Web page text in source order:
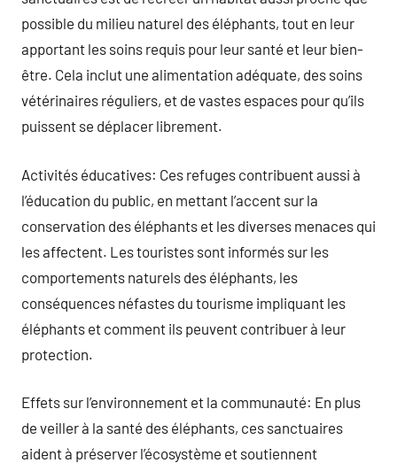
possible du milieu naturel des éléphants, tout en leur
apportant les soins requis pour leur santé et leur bien-
être. Cela inclut une alimentation adéquate, des soins
vétérinaires réguliers, et de vastes espaces pour qu’ils
puissent se déplacer librement.
Activités éducatives: Ces refuges contribuent aussi à
l’éducation du public, en mettant l’accent sur la
conservation des éléphants et les diverses menaces qui
les affectent. Les touristes sont informés sur les
comportements naturels des éléphants, les
conséquences néfastes du tourisme impliquant les
éléphants et comment ils peuvent contribuer à leur
protection.
Effets sur l’environnement et la communauté: En plus
de veiller à la santé des éléphants, ces sanctuaires
aident à préserver l’écosystème et soutiennent